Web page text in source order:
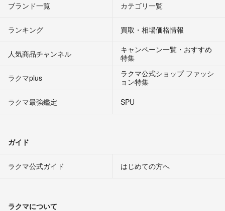
ブランド一覧 カテゴリ一覧
ランキング 買取・相場価格情報
人気商品チャンネル
キャンペーン一覧・おすすめ
特集
ラクマplus
ラクマ公式ショップ ファッシ
ョン特集
ラクマ最強鑑定
SPU
ガイド
ラクマ公式ガイド はじめての方へ
ラクマについて